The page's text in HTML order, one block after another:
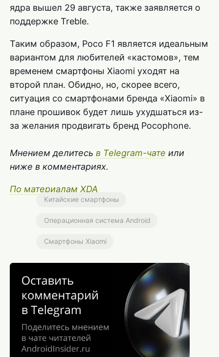
ядра вышел 29 августа, также заявляется о
поддержке Treble.
Таким образом, Poco F1 является идеальным
вариантом для любителей «кастомов», тем
временем смартфоны Xiaomi уходят на
второй план. Обидно, но, скорее всего,
ситуация со смартфонами бренда «Xiaomi» в
плане прошивок будет лишь ухудшаться из-
за желания продвигать бренд Pocophone.
Мнением делитесь в Telegram-чате или
ниже в комментариях.
По материалам XDA
Китайские смартфоны
Операционная система Android
Смартфоны Xiaomi